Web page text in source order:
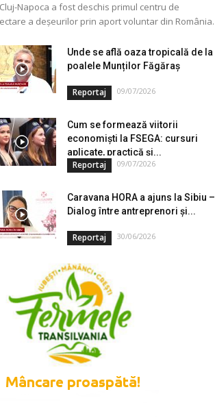
Napoca a fost deschis primul centru de
a deșeurilor prin aport voluntar din România.
Unde se află oaza tropicală de la
poalele Munților Făgăraș
Reportaj 09/07/2026
Cum se formează viitorii
economiști la FSEGA: cursuri
aplicate, practică și...
Reportaj 09/07/2026
Caravana HORA a ajuns la Sibiu –
Dialog între antreprenori și...
Reportaj 30/06/2026